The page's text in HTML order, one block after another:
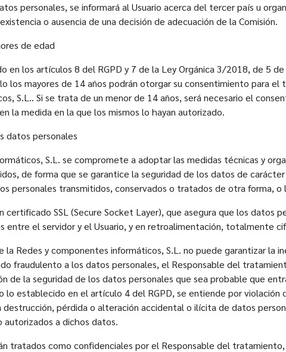
personales, se informará al Usuario acerca del tercer país u
o ausencia de una decisión de adecuación de la Comisión.
de edad
en los artículos 8 del RGPD y 7 de la Ley Orgánica 3/2018, de 5
los mayores de 14 años podrán otorgar su consentimiento para
S.L.. Si se trata de un menor de 14 años, será necesario el
la medida en la que los mismos lo hayan autorizado.
datos personales
S.L. se compromete a adoptar las medidas técnicas y
de forma que se garantice la seguridad de los datos de
personales transmitidos, conservados o tratados de otra forma, o
certificado SSL (Secure Socket Layer), que asegura que los datos
entre el servidor y el Usuario, y en retroalimentación, totalmente
la Redes y componentes informáticos, S.L. no puede garantizar la
fraudulento a los datos personales, el Responsable del
de la seguridad de los datos personales que sea probable que
lo establecido en el artículo 4 del RGPD, se entiende por
destrucción, pérdida o alteración accidental o ilícita de datos
autorizados a dichos datos.
tratados como confidenciales por el Responsable del